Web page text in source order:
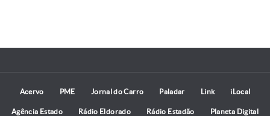
Acervo PME Jornal do Carro Paladar Link iLocal
Agência Estado Rádio Eldorado Rádio Estadão Planeta Digital